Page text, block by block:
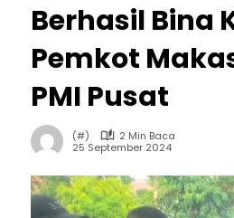
Berhasil Bina
Pemkot
PMI Pusat
(#)
2 Min Baca
25 September 2024